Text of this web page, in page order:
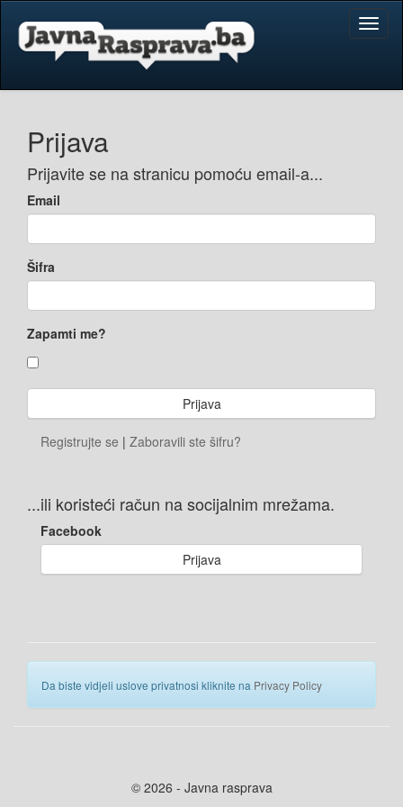
Prijava
Prijavite se na stranicu pomoću email-a...
Email
Šifra
Zapamti me?
Registrujte se | Zaboravili ste šifru?
...ili koristeći račun na socijalnim mrežama.
Facebook
Prijava
Da biste vidjeli uslove privatnosi kliknite na Privacy Policy
© 2026 - Javna rasprava